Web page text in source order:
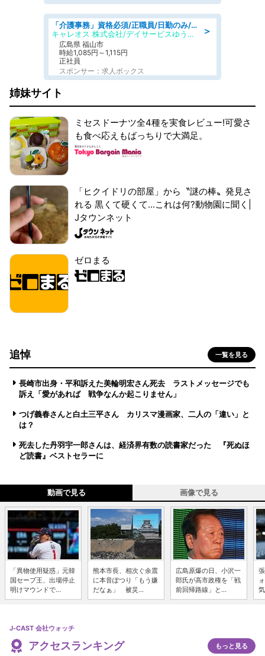
＞
「介護事務」資格必須/正職員/日勤のみ/デイサービス
キャレオス 株式会社/デイサービスゆうゆう南本庄
広島県 福山市
時給1,085円～1,115円
正社員
スポンサー：求人ボックス
姉妹サイト
ミセスドーナツ全4種を実食レビュー!可愛さ
も食べ応えもばっちりで大満足。
「ヒクイドリの部屋」から〝謎の棒〟発見さ
れる 黒くて硬くて...これは何?動物園に聞く|
Jタウンネット
ゼロまる
追悼 一覧を見る
長崎市出身・平和訴えた美輪明宏さん死去 ラストメッセージでも
訴え「愛があれば 戦争なんか起こりません」
つげ義春さんと白土三平さん カリスマ漫画家、二人の「違い」と
は？
死去した丹羽宇一郎さんは、経済界有数の読書家だった 『死ぬほ
ど読書』ベストセラーに
動画で見る 画像で見る
「異物使用疑惑」元韓
国セーブ王、出場停止
明けマウンドで...
熊本市長、相次ぐ余震
に本音ぽつり「もう嫌
だなぁ」 被災...
広島原爆の日、小沢一
郎氏が高市政権を「戦
前回帰路線」と...
J-CAST 会社ウォッチ
アクセスランキング もっと見る